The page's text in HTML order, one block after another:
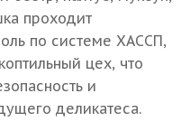
проходит
по системе ХАССП,
цех, что
и
деликатеса.